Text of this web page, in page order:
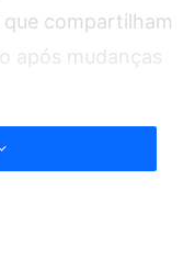
compartilham
após mudanças
por Hugo